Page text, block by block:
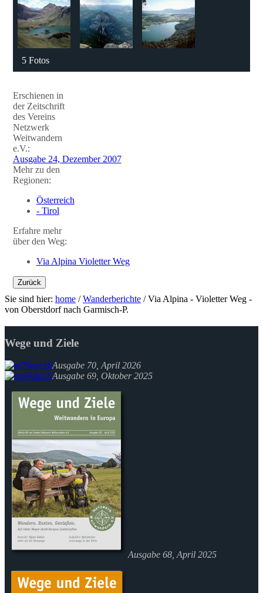
5 Fotos
Erschienen in
der Zeitschrift
des Vereins
Netzwerk
Weitwandern
e.V.:
Ausgabe 24, Dezember 2007
Mehr zu den
Regionen:
Österreich
- Tirol
Erfahre mehr
über den Weg:
Via Alpina Violetter Weg
Zurück
Sie sind hier: home /Wanderberichte /Via Alpina - Violetter Weg -
von Oberstdorf nach Garmisch-P.
Wege und Ziele
Ausgabe 70, April 2026
Ausgabe 69, Oktober 2025
Ausgabe 68, April 2025